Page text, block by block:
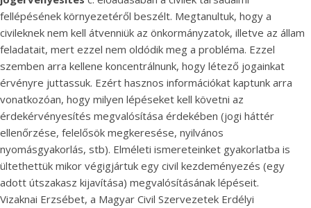
fellépésének környezetéről beszélt. Megtanultuk, hogy a
civileknek nem kell átvenniük az önkormányzatok, illetve az állam
feladatait, mert ezzel nem oldódik meg a probléma. Ezzel
szemben arra kellene koncentrálnunk, hogy létező jogainkat
érvényre juttassuk. Ezért hasznos információkat kaptunk arra
vonatkozóan, hogy milyen lépéseket kell követni az
érdekérvényesítés megvalósítása érdekében (jogi háttér
ellenőrzése, felelősök megkeresése, nyilvános
nyomásgyakorlás, stb). Elméleti ismereteinket gyakorlatba is
ültethettük mikor végigjártuk egy civil kezdeményezés (egy
adott útszakasz kijavítása) megvalósításának lépéseit.
Vizaknai Erzsébet, a Magyar Civil Szervezetek Erdélyi